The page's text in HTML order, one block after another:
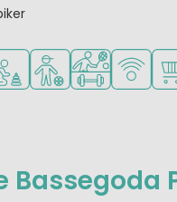
Umgebungfür kleine
Empfohlen für
Viele WLAN
Bassegoda